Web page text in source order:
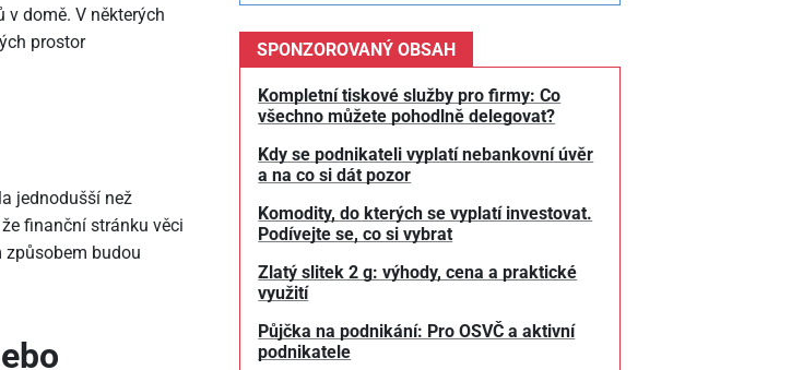
domě. V některých
prostor
jednodušší než
finanční stránku věci
způsobem budou
SPONZOROVANÝ OBSAH
Kompletní tiskové služby pro firmy: Co
všechno můžete pohodlně delegovat?
Kdy se podnikateli vyplatí nebankovní úvěr
a na co si dát pozor
Komodity, do kterých se vyplatí investovat.
Podívejte se, co si vybrat
Zlatý slitek 2 g: výhody, cena a praktické
využití
Půjčka na podnikání: Pro OSVČ a aktivní
podnikatele